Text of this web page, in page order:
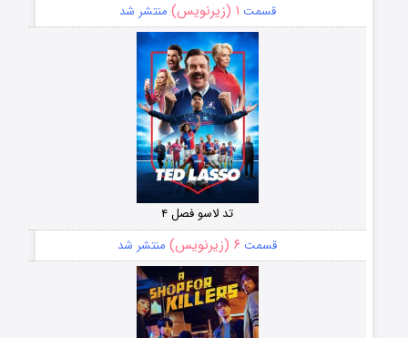
قسمت ۱ (زیرنویس) منتشر شد
تد لاسو فصل ۴
قسمت ۶ (زیرنویس) منتشر شد